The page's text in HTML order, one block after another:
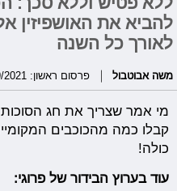
להביא את האושפיזין
לאורך כל השנה
משה אבוטבול פרסום ראשון: 27/09/2021, 14:00
מי אמר שצריך את חג הסוכות
קבלו כמה מהכוכבים
כולה!
עוד בערוץ הבידור של פרוגי: